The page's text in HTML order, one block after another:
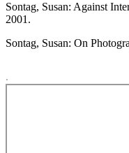
Sontag, Susan: Against
2001.
Sontag, Susan: On